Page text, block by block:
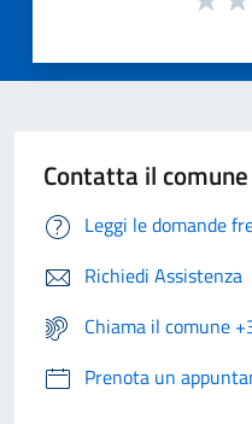
Contatta il comune
Leggi le domande
Richiedi Assistenza
Chiama il comune
Prenota un